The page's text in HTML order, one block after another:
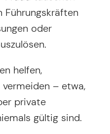
Führungskräften
oder
helfen,
– etwa,
private
gültig sind.